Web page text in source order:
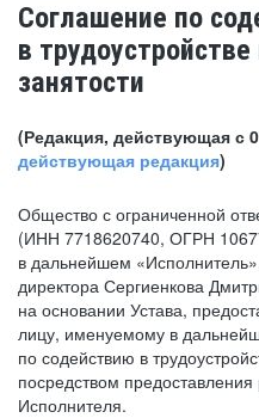
Соглашение по
в
занятости
(Редакция, действующая с
действующая редакция)
Общество с ограниченной
(ИНН 7718620740, ОГРН
в дальнейшем
директора Сергиенкова
на основании Устава,
лицу, именуемому в
по содействию в
посредством
Исполнителя.